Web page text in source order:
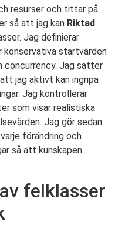
resurser och tittar på
så att jag kan Riktad
Jag definierar
startvärden
concurrency. Jag sätter
jag aktivt kan ingripa
Jag kontrollerar
som visar realistiska
Jag gör sedan
förändring och
så att kunskapen
felklasser